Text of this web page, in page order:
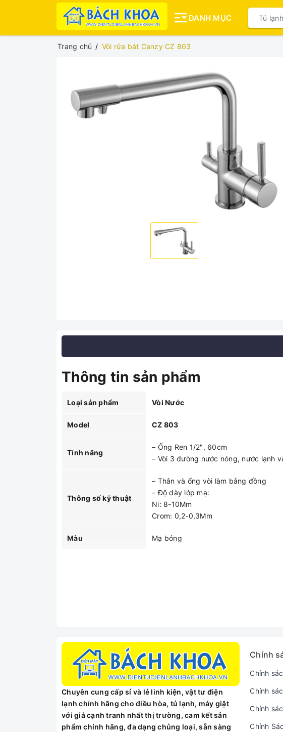
DANH MỤC
Trang chủ Vòi rửa bát Canzy CZ 803
Thông tin sản phẩm
Loại sản phẩm Vòi Nước
Model CZ 803
Tính năng
– Ống Ren 1/2″, 60cm
– Vòi 3 đường nước nóng, nước lạnh
Thông số kỹ thuật
– Thân và ống vòi làm bằng đồng
– Độ dày lớp mạ:
Ni: 8-10Mm
Crom: 0,2-0,3Mm
Màu Mạ bóng
Chuyên cung cấp sỉ và lẻ linh kiện, vật tư điện
lạnh chính hãng cho điều hòa, tủ lạnh, máy giặt
với giá cạnh tranh nhất thị trường, cam kết sản
phẩm chính hãng, đa dạng chủng loại, sẵn sàng
Chính
Chính
Chính
Chính
Chính